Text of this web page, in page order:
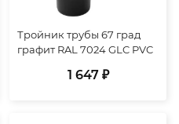
Тройник трубы 67 град
графит RAL 7024 GLC PVC
1 647 ₽